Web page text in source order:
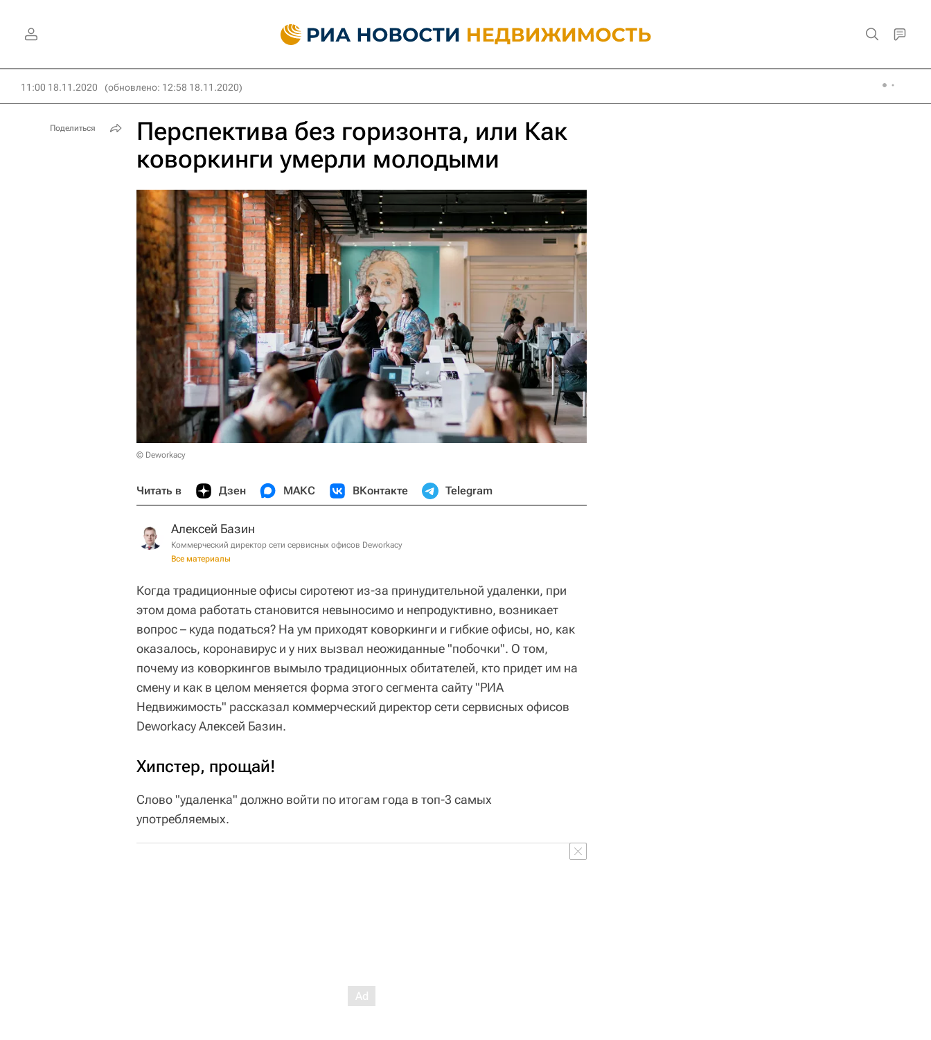
11:00 18.11.2020 (обновлено: 12:58 18.11.2020)
Перспектива без горизонта, или Как
коворкинги умерли молодыми
© Deworkacy
Читать в Дзен МАКС ВКонтакте Telegram
Алексей Базин
Коммерческий директор сети сервисных офисов Deworkacy
Все материалы
Когда традиционные офисы сиротеют из-за принудительной удаленки, при
этом дома работать становится невыносимо и непродуктивно, возникает
вопрос – куда податься? На ум приходят коворкинги и гибкие офисы, но, как
оказалось, коронавирус и у них вызвал неожиданные "побочки". О том,
почему из коворкингов вымыло традиционных обитателей, кто придет им на
смену и как в целом меняется форма этого сегмента сайту "РИА
Недвижимость" рассказал коммерческий директор сети сервисных офисов
Deworkacy Алексей Базин.
Хипстер, прощай!
Слово "удаленка" должно войти по итогам года в топ-3 самых
употребляемых.
Поделиться